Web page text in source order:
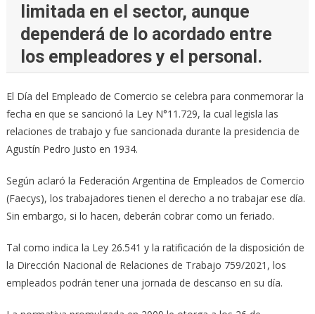
limitada en el sector, aunque
dependerá de lo acordado entre
los empleadores y el personal.
El Día del Empleado de Comercio se celebra para conmemorar la
fecha en que se sancionó la Ley N°11.729, la cual legisla las
relaciones de trabajo y fue sancionada durante la presidencia de
Agustín Pedro Justo en 1934.
Según aclaró la Federación Argentina de Empleados de Comercio
(Faecys), los trabajadores tienen el derecho a no trabajar ese día.
Sin embargo, si lo hacen, deberán cobrar como un feriado.
Tal como indica la Ley 26.541 y la ratificación de la disposición de
la Dirección Nacional de Relaciones de Trabajo 759/2021, los
empleados podrán tener una jornada de descanso en su día.